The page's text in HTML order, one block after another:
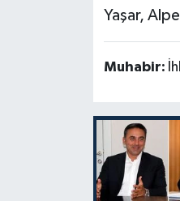
Yaşar,
Muhabir: